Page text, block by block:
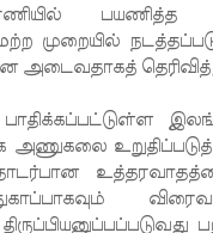
பயணித்த
முறையில்
அடைவதாகத்
அணுகலை